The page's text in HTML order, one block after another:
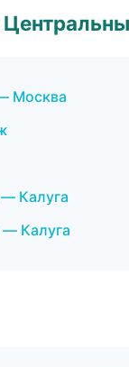
Москва
Калуга
— Калуга